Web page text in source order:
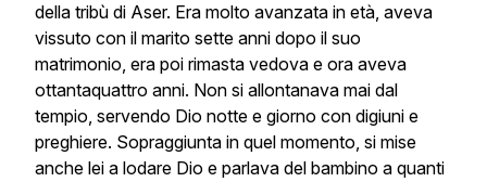
della tribù di Aser. Era molto avanzata in età, aveva
vissuto con il marito sette anni dopo il suo
matrimonio, era poi rimasta vedova e ora aveva
ottantaquattro anni. Non si allontanava mai dal
tempio, servendo Dio notte e giorno con digiuni e
preghiere. Sopraggiunta in quel momento, si mise
anche lei a lodare Dio e parlava del bambino a quanti